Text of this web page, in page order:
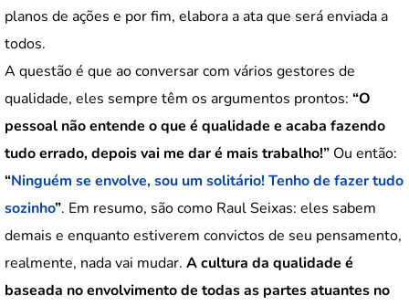
planos de ações e por fim, elabora a ata que será enviada a
todos.
A questão é que ao conversar com vários gestores de
qualidade, eles sempre têm os argumentos prontos: “O
pessoal não entende o que é qualidade e acaba fazendo
tudo errado, depois vai me dar é mais trabalho!” Ou então:
“Ninguém se envolve, sou um solitário! Tenho de fazer tudo
sozinho”. Em resumo, são como Raul Seixas: eles sabem
demais e enquanto estiverem convictos de seu pensamento,
realmente, nada vai mudar. A cultura da qualidade é
baseada no envolvimento de todas as partes atuantes no